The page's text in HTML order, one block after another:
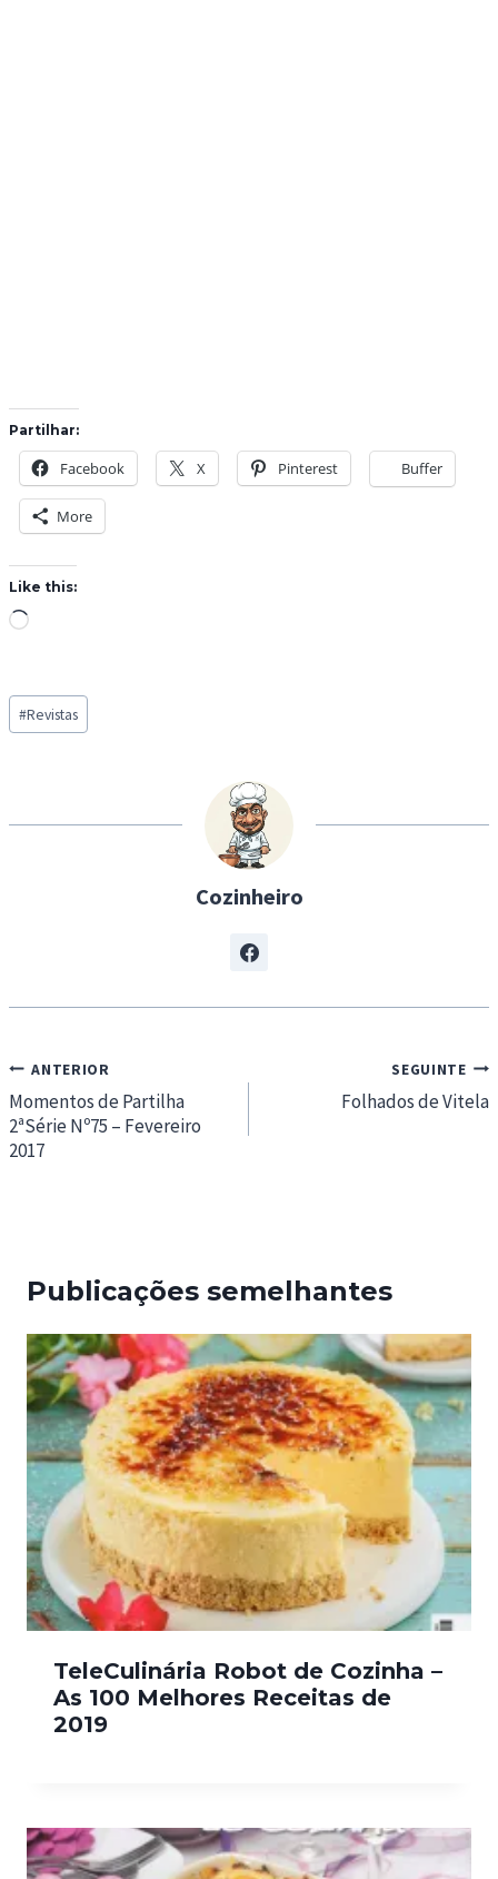
Partilhar:
Facebook X Pinterest Buffer
More
Like this:
L
d
i
…
Post
Tags:
#Revistas
Cozinheiro
Navegação
de
artigos
ANTERIOR
Momentos de Partilha
2ªSérie Nº75 – Fevereiro
2017
SEGUINTE
Folhados de Vitela
Publicações semelhantes
TeleCulinária Robot de Cozinha –
As 100 Melhores Receitas de
2019